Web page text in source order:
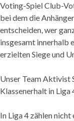
Voting-Spiel Club-
bei dem die
entscheiden, wer
insgesamt innerhalb
erzielten Siege und
Unser Team Aktivist
Klassenerhalt in Liga
In Liga 4 zählen